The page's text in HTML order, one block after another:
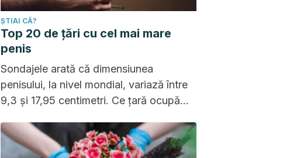
ȘTIAI CĂ?
Top 20 de țări cu cel mai mare
penis
Sondajele arată că dimensiunea
penisului, la nivel mondial, variază între
9,3 și 17,95 centimetri. Ce țară ocupă